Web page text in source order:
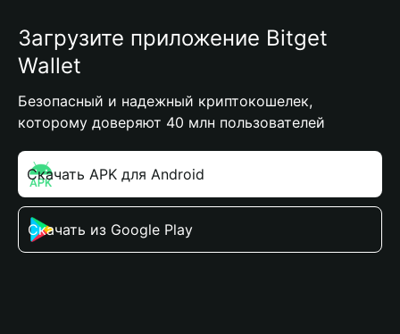
Загрузите приложение Bitget
Wallet
Безопасный и надежный криптокошелек,
которому доверяют 40 млн пользователей
Скачать APK для Android
Скачать из Google Play